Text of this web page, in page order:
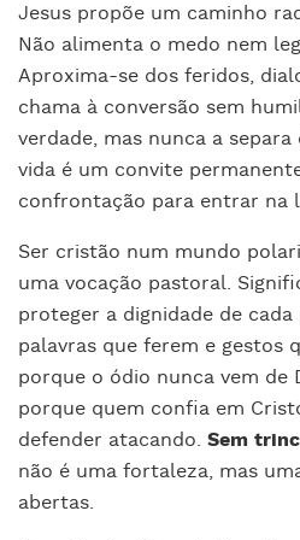
Jesus propõe um caminho
Não alimenta o medo nem
Aproxima-se dos feridos,
chama à conversão sem
verdade, mas nunca a
vida é um convite
confrontação para entrar na
Ser cristão num mundo
uma vocação pastoral.
proteger a dignidade de cada
palavras que ferem e gestos
porque o ódio nunca vem de
porque quem confia em
defender atacando. Sem
não é uma fortaleza, mas
abertas.